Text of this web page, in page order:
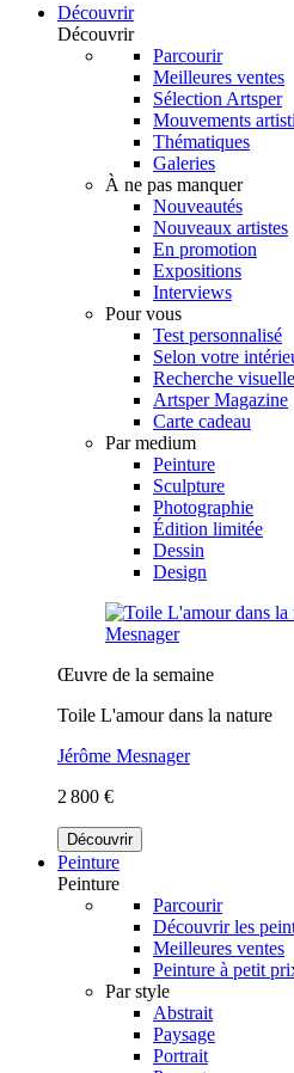
Découvrir
Découvrir
Parcourir
Meilleures ventes
Sélection Artsper
Mouvements
Thématiques
Galeries
À ne pas manquer
Nouveautés
Nouveaux artistes
En promotion
Expositions
Interviews
Pour vous
Test personnalisé
Selon votre
Recherche visuelle
Artsper Magazine
Carte cadeau
Par medium
Peinture
Sculpture
Photographie
Édition limitée
Dessin
Design
Œuvre de la semaine
Toile L'amour dans la nature
Jérôme Mesnager
2 800 €
Découvrir
Peinture
Peinture
Parcourir
Découvrir les
Meilleures ventes
Peinture à petit
Par style
Abstrait
Paysage
Portrait